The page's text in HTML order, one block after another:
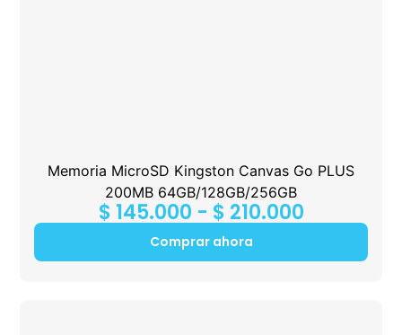
Memoria MicroSD Kingston Canvas Go PLUS
200MB 64GB/128GB/256GB
$ 145.000 - $ 210.000
Comprar ahora